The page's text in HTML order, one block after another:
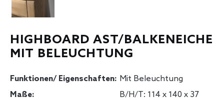
HIGHBOARD AST/BALKENEICHE
MIT BELEUCHTUNG
Funktionen/ Eigenschaften: Mit Beleuchtung
Maße:
B/H/T: 114 x 140 x 37